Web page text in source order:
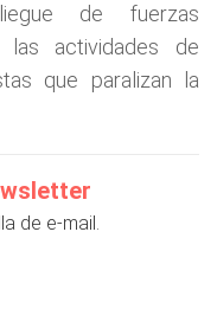
de fuerzas
las actividades de
que paralizan la
de e-mail.